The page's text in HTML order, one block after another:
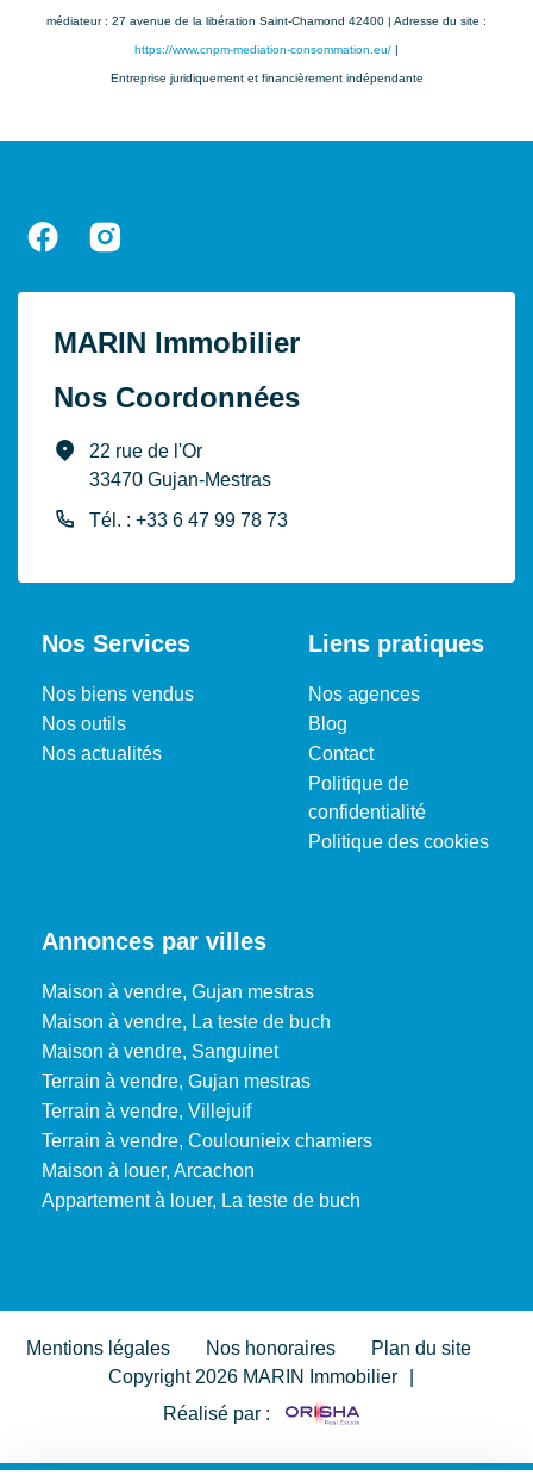
médiateur : 27 avenue de la libération Saint-Chamond 42400 | Adresse du site :
https://www.cnpm-mediation-consommation.eu/ |
Entreprise juridiquement et financièrement indépendante
MARIN Immobilier
Nos Coordonnées
22 rue de l'Or
33470 Gujan-Mestras
Tél. : +33 6 47 99 78 73
Nos Services
Nos biens vendus
Nos outils
Nos actualités
Liens pratiques
Nos agences
Blog
Contact
Politique de
confidentialité
Politique des cookies
Annonces par villes
Maison à vendre, Gujan mestras
Maison à vendre, La teste de buch
Maison à vendre, Sanguinet
Terrain à vendre, Gujan mestras
Terrain à vendre, Villejuif
Terrain à vendre, Coulounieix chamiers
Maison à louer, Arcachon
Appartement à louer, La teste de buch
Mentions légales Nos honoraires
Plan du site
Copyright 2026 MARIN Immobilier
Réalisé par :